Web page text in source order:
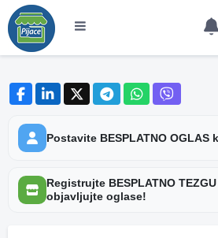
Postavite BESPLATNO OGLAS
Registrujte BESPLATNO
objavljujte oglase!